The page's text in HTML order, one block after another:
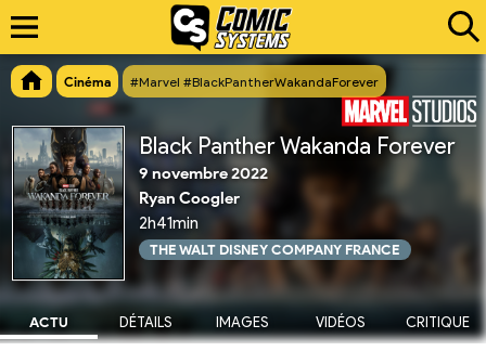
Cinéma #Marvel #BlackPantherWakandaForever
Black Panther Wakanda Forever
9 novembre 2022
Ryan Coogler
2h41min
THE WALT DISNEY COMPANY FRANCE
ACTU DÉTAILS IMAGES VIDÉOS CRITIQUE